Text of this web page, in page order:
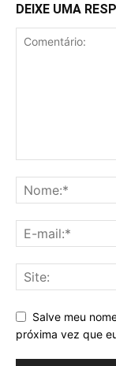
DEIXE UMA
Salve meu
próxima vez que